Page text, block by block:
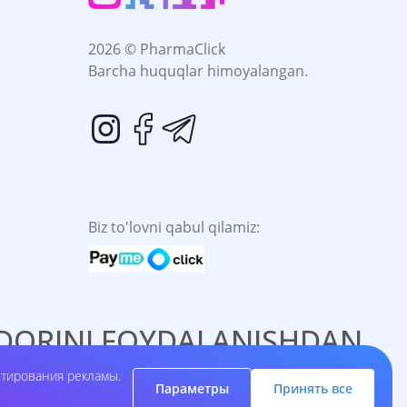
рекламы.
Параметры Принять все
2026 © PharmaClick
Barcha huquqlar himoyalangan.
Biz to'lovni qabul qilamiz:
FOYDALANISHDAN